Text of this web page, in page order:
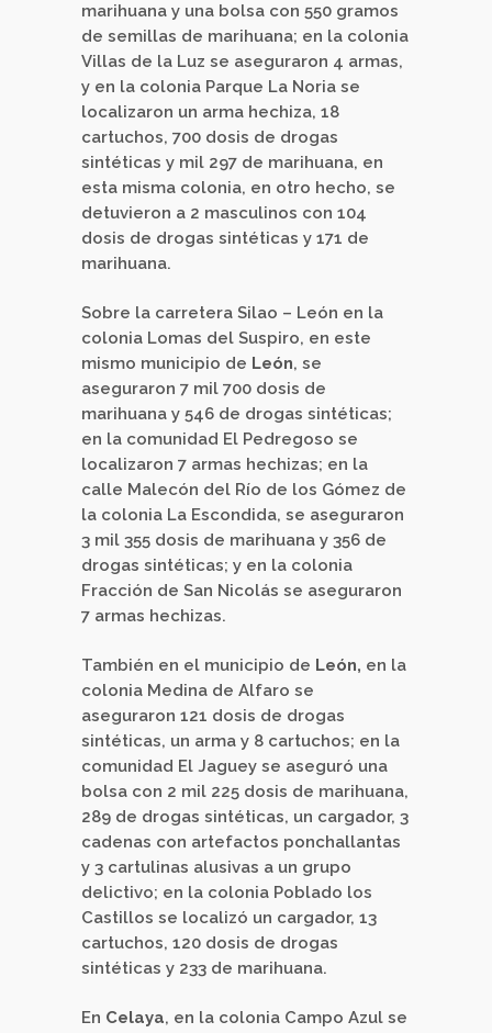
marihuana y una bolsa con 550 gramos
de semillas de marihuana; en la colonia
Villas de la Luz se aseguraron 4 armas,
y en la colonia Parque La Noria se
localizaron un arma hechiza, 18
cartuchos, 700 dosis de drogas
sintéticas y mil 297 de marihuana, en
esta misma colonia, en otro hecho, se
detuvieron a 2 masculinos con 104
dosis de drogas sintéticas y 171 de
marihuana.
Sobre la carretera Silao – León en la
colonia Lomas del Suspiro, en este
mismo municipio de León, se
aseguraron 7 mil 700 dosis de
marihuana y 546 de drogas sintéticas;
en la comunidad El Pedregoso se
localizaron 7 armas hechizas; en la
calle Malecón del Río de los Gómez de
la colonia La Escondida, se aseguraron
3 mil 355 dosis de marihuana y 356 de
drogas sintéticas; y en la colonia
Fracción de San Nicolás se aseguraron
7 armas hechizas.
También en el municipio de León, en la
colonia Medina de Alfaro se
aseguraron 121 dosis de drogas
sintéticas, un arma y 8 cartuchos; en la
comunidad El Jaguey se aseguró una
bolsa con 2 mil 225 dosis de marihuana,
289 de drogas sintéticas, un cargador, 3
cadenas con artefactos ponchallantas
y 3 cartulinas alusivas a un grupo
delictivo; en la colonia Poblado los
Castillos se localizó un cargador, 13
cartuchos, 120 dosis de drogas
sintéticas y 233 de marihuana.
En Celaya, en la colonia Campo Azul se